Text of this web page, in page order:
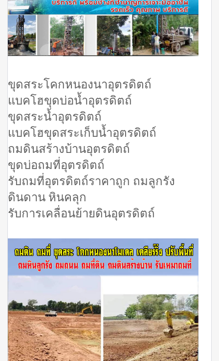
ขุดสระโคกหนองนาอุตรดิตถ์
แบคโฮขุดบ่อน้ำอุตรดิตถ์
ขุดสระน้ำอุตรดิตถ์
แบคโฮขุดสระเก็บน้ำอุตรดิตถ์
ถมดินสร้างบ้านอุตรดิตถ์
ขุดบ่อถมที่อุตรดิตถ์
รับถมที่อุตรดิตถ์ราคาถูก ถมลูกรัง
ดินดาน หินคลุก
รับการเคลื่อนย้ายดินอุตรดิตถ์